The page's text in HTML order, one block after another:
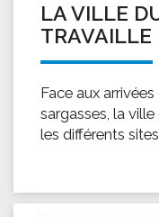
LA VILLE
TRAVAILLE
Face aux
sargasses, la
les différents